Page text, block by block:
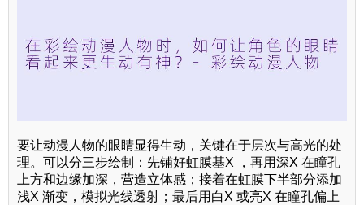
要让动漫人物的眼睛显得生动，关键在于层次与高光的处
理。可以分三步绘制：先铺好虹膜基X ，再用深X 在瞳孔
上方和边缘加深，营造立体感；接着在虹膜下半部分添加
浅X 渐变，模拟光线透射；最后用白X 或亮X 在瞳孔偏上